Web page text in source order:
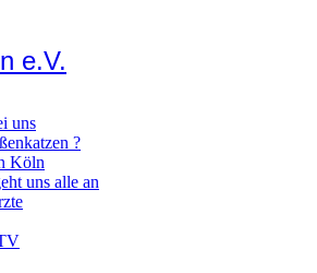
e.V.
uns
?
Köln
uns alle an